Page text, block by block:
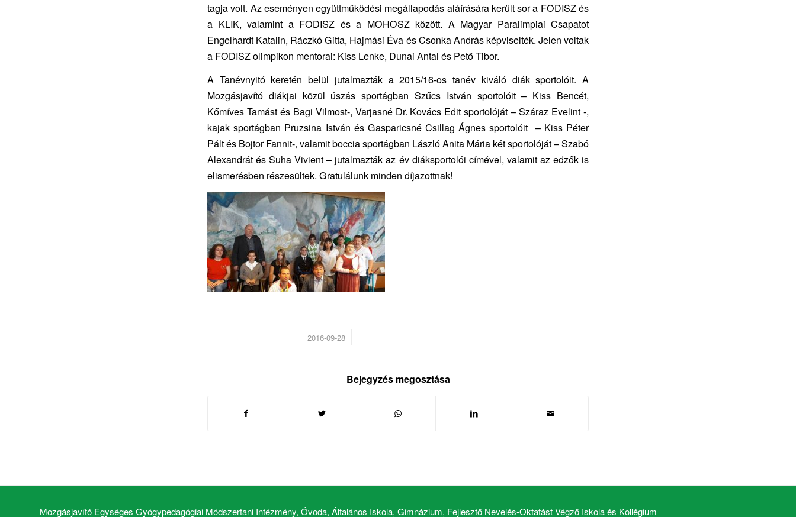
tagja volt. Az eseményen együttműködési megállapodás aláírására került sor a FODISZ és
a KLIK, valamint a FODISZ és a MOHOSZ között. A Magyar Paralimpiai Csapatot
Engelhardt Katalin, Ráczkó Gitta, Hajmási Éva és Csonka András képviselték. Jelen voltak
a FODISZ olimpikon mentorai: Kiss Lenke, Dunai Antal és Pető Tibor.
A Tanévnyitó keretén belül jutalmazták a 2015/16-os tanév kiváló diák sportolóit. A
Mozgásjavító diákjai közül úszás sportágban Szűcs István sportolóit – Kiss Bencét,
Kőmíves Tamást és Bagi Vilmost-, Varjasné Dr. Kovács Edit sportolóját – Száraz Evelint -,
kajak sportágban Pruzsina István és Gasparicsné Csillag Ágnes sportolóit – Kiss Péter
Pált és Bojtor Fannit-, valamit boccia sportágban László Anita Mária két sportolóját – Szabó
Alexandrát és Suha Vivient – jutalmazták az év diáksportolói címével, valamit az edzők is
elismerésben részesültek. Gratulálunk minden díjazottnak!
2016-09-28
/
Bejegyzés megosztása
Mozgásjavító Egységes Gyógypedagógiai Módszertani Intézmény, Óvoda, Általános Iskola, Gimnázium, Fejlesztő Nevelés-Oktatást Végző Iskola és Kollégium